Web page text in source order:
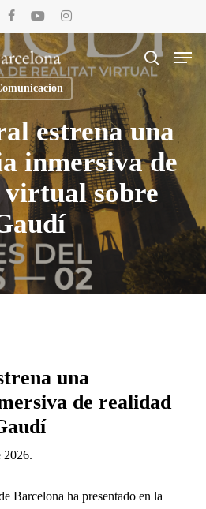
facebookyoutube instagram
search
Menu
estrena una
inmersiva de
sobre
una
de realidad
2026.
Barcelona ha presentado en la